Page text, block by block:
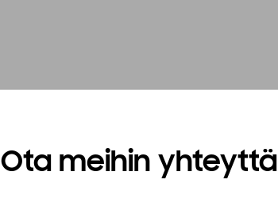
Ota meihin yhteyttä